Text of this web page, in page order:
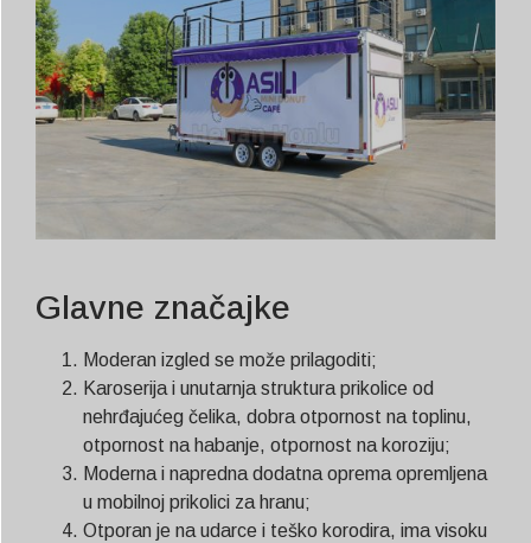
Glavne značajke
Moderan izgled se može prilagoditi;
Karoserija i unutarnja struktura prikolice od
nehrđajućeg čelika, dobra otpornost na toplinu,
otpornost na habanje, otpornost na koroziju;
Moderna i napredna dodatna oprema opremljena
u mobilnoj prikolici za hranu;
Otporan je na udarce i teško korodira, ima visoku